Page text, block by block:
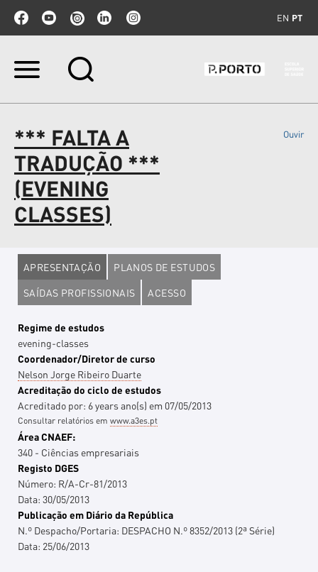
EN PT
Ir
Ir
para
a
navegação
*** FALTA A
TRADUÇÃO ***
(EVENING
CLASSES)
Ouvir
APRESENTAÇÃO
PLANOS DE ESTUDOS
SAÍDAS PROFISSIONAIS
ACESSO
Regime de estudos
evening-classes
Coordenador/Diretor de curso
Nelson Jorge Ribeiro Duarte
Acreditação do ciclo de estudos
Acreditado por: 6 yearsano(s) em 07/05/2013
Consultar relatórios emwww.a3es.pt
Área CNAEF:
340 - Ciências empresariais
Registo DGES
Número: R/A-Cr-81/2013
Data: 30/05/2013
Publicação em Diário da República
N.º Despacho/Portaria: DESPACHO N.º 8352/2013 (2ª Série)
Data: 25/06/2013